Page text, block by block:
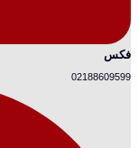
فکس
02188609599